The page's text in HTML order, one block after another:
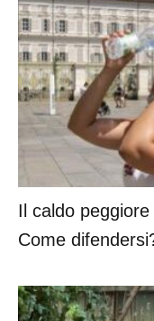
Il caldo
Come